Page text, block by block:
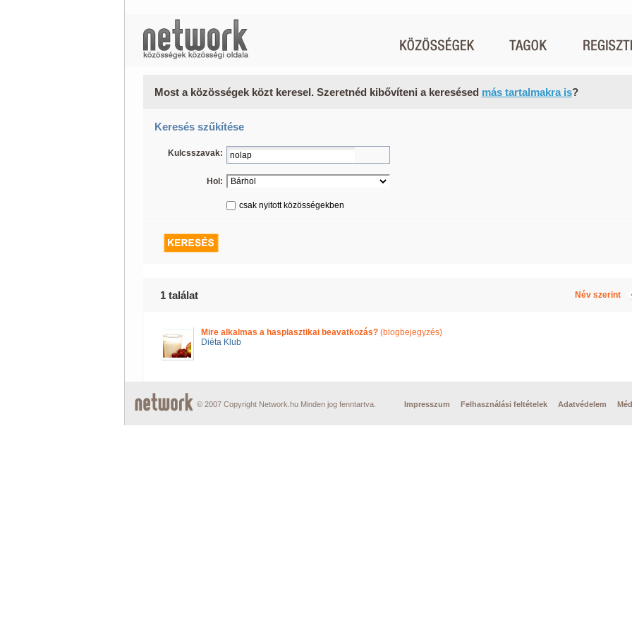
Most a közösségek közt keresel. Szeretnéd kibővíteni a keresésed más tartalmakra is?
Keresés szűkítése
Kulcsszavak:
Hol:
csak nyitott közösségekben
1 találat Név szerint
Mire alkalmas a hasplasztikai beavatkozás?(blogbejegyzés)
Diéta Klub
© 2007 Copyright Network.hu Minden jog fenntartva. Impresszum Felhasználási feltételek Adatvédelem